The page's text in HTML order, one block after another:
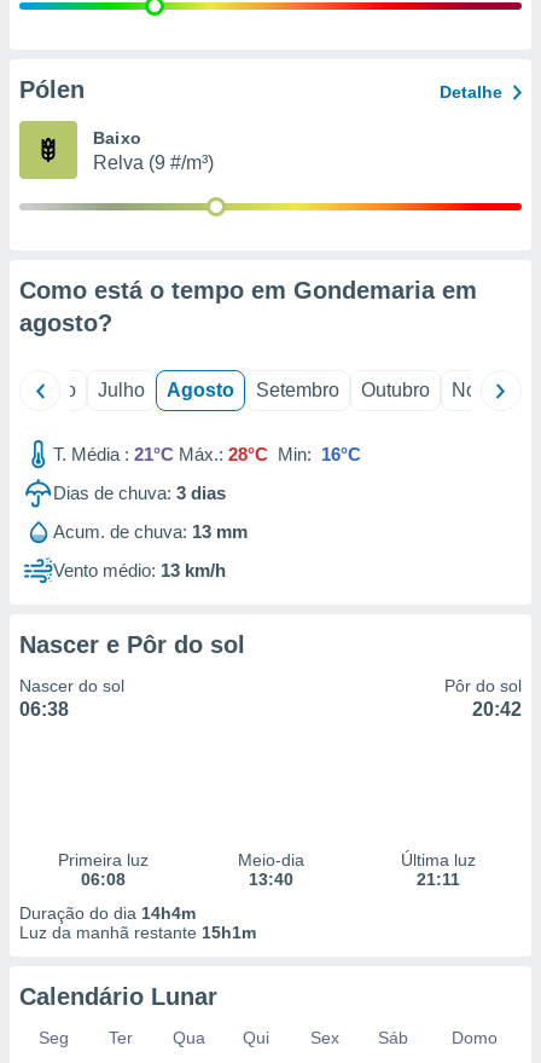
e
de
Pólen Detalhe
Baixo
Relva (9 #/m³)
Como está o tempo em Gondemaria em
agosto?
Junho Julho Agosto Setembro Outubro Novembro
T. Média : 21°C Máx.: 28°C Min: 16°C
Dias de chuva: 3 dias
Acum. de chuva: 13 mm
Vento médio: 13 km/h
Nascer e Pôr do sol
Nascer do sol
06:38
Pôr do sol
20:42
Primeira luz
06:08
Meio-dia
13:40
Última luz
21:11
Duração do dia 14h4m
Luz da manhã restante 15h1m
Calendário Lunar
Seg Ter Qua Qui Sex Sáb
Domo